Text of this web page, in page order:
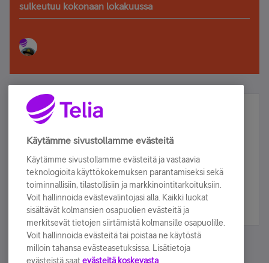
sulkeutuu kokonaan lokakuussa
Älä jää paitsi – osallistu ja voita!
Tilaa Telian uutiskirje ja olet mukana arvonnassa.
sähköpostiisi.
Tilaa nyt
Käytämme sivustollamme evästeitä
Käytämme sivustollamme evästeitä ja vastaavia
teknologioita käyttökokemuksen parantamiseksi sekä
toiminnallisiin, tilastollisiin ja markkinointitarkoituksiin.
Voit hallinnoida evästevalintojasi alla. Kaikki luokat
sisältävät kolmansien osapuolien evästeitä ja
merkitsevät tietojen siirtämistä kolmansille osapuolille.
Voit hallinnoida evästeitä tai poistaa ne käytöstä
milloin tahansa evästeasetuksissa. Lisätietoja
evästeistä saat evästeitä koskevasta